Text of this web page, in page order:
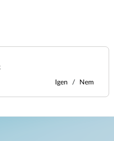
Igen Nem